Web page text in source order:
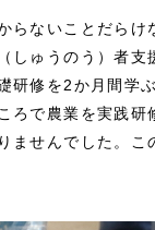
らないことだら
しゅうのう）者
研修を2か月間学
ろで農業を実践
ませんでした。